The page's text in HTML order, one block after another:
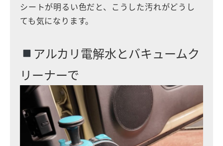
シートが明るい色だと、こうした汚れがどうし
ても気になります。
アルカリ電解水とバキュームク
リーナーで